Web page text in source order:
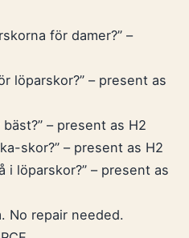
för damer?” –
löparskor?” – present as
– present as H2
skor?” – present as H2
i löparskor?” – present as
No repair needed.